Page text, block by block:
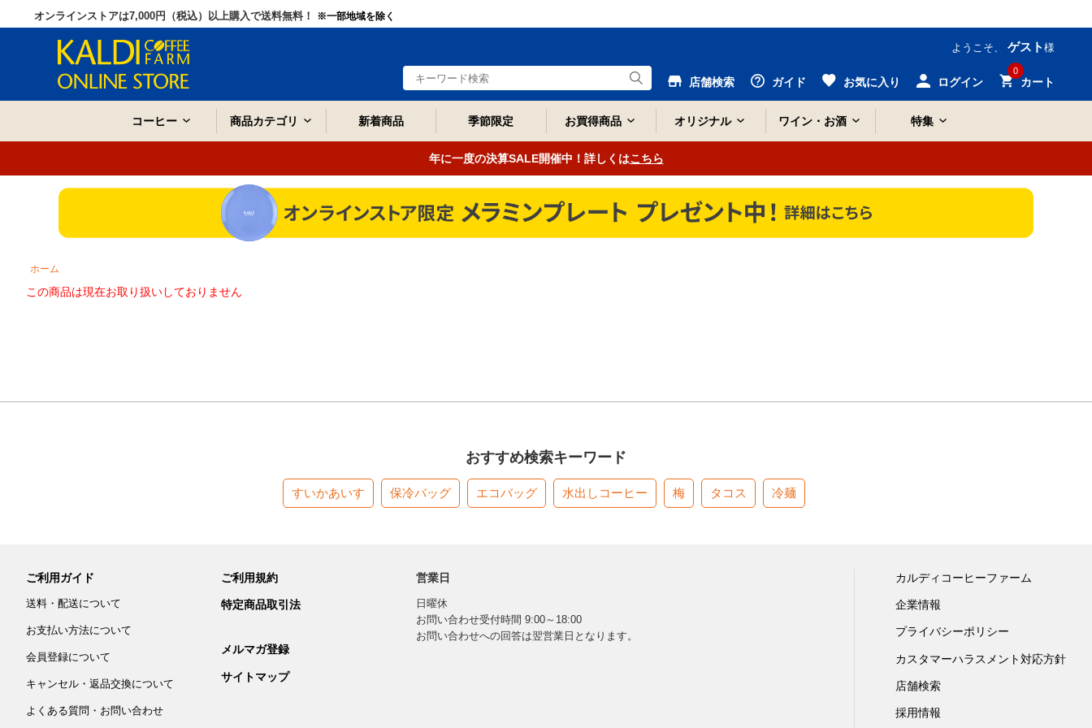
オンラインストアは7,000円（税込）以上購入で送料無料！ ※一部地域を除く
ようこそ、 ゲスト 様
店舗検索 ガイド お気に入り ログイン
0
カート
コーヒー 商品カテゴリ 新着商品 季節限定 お買得商品 オリジナル ワイン・お酒 特集
年に一度の決算SALE開催中！詳しくはこちら
ホーム
この商品は現在お取り扱いしておりません
おすすめ検索キーワード
すいかあいす 保冷バッグ エコバッグ 水出しコーヒー 梅 タコス 冷麺
ご利用ガイド
送料・配送について
お支払い方法について
会員登録について
キャンセル・返品交換について
よくある質問・お問い合わせ
ご利用規約
特定商品取引法
メルマガ登録
サイトマップ
営業日
日曜休
お問い合わせ受付時間 9:00～18:00
お問い合わせへの回答は翌営業日となります。
カルディコーヒーファーム
企業情報
プライバシーポリシー
カスタマーハラスメント対応方針
店舗検索
採用情報